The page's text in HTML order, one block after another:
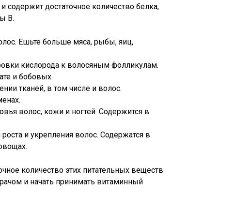
содержит достаточное количество белка,
B.
Ешьте больше мяса, рыбы, яиц,
кислорода к волосяным фолликулам.
и бобовых.
тканей, в том числе и волос.
волос, кожи и ногтей. Содержится в
и укрепления волос. Содержатся в
количество этих питательных веществ
и начать принимать витаминный